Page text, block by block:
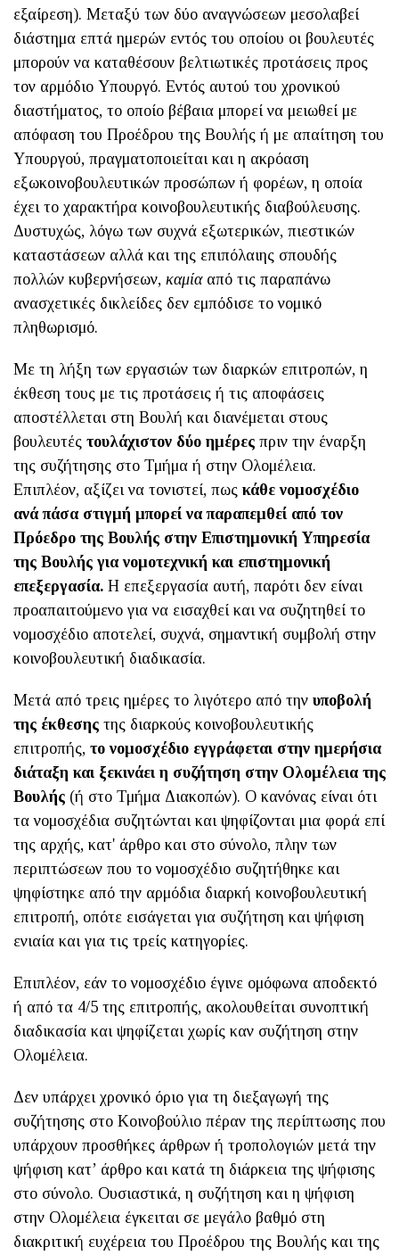
εξαίρεση). Μεταξύ των δύο αναγνώσεων μεσολαβεί
διάστημα επτά ημερών εντός του οποίου οι βουλευτές
μπορούν να καταθέσουν βελτιωτικές προτάσεις προς
τον αρμόδιο Υπουργό. Εντός αυτού του χρονικού
διαστήματος, το οποίο βέβαια μπορεί να μειωθεί με
απόφαση του Προέδρου της Βουλής ή με απαίτηση του
Υπουργού, πραγματοποιείται και η ακρόαση
εξωκοινοβουλευτικών προσώπων ή φορέων, η οποία
έχει το χαρακτήρα κοινοβουλευτικής διαβούλευσης.
Δυστυχώς, λόγω των συχνά εξωτερικών, πιεστικών
καταστάσεων αλλά και της επιπόλαιης σπουδής
πολλών κυβερνήσεων, καμίααπό τις παραπάνω
ανασχετικές δικλείδες δεν εμπόδισε το νομικό
πληθωρισμό.
Με τη λήξη των εργασιών των διαρκών επιτροπών, η
έκθεση τους με τις προτάσεις ή τις αποφάσεις
αποστέλλεται στη Βουλή και διανέμεται στους
βουλευτές τουλάχιστον δύο ημέρες πριν την έναρξη
της συζήτησης στο Τμήμα ή στην Ολομέλεια.
Επιπλέον, αξίζει να τονιστεί, πως κάθε νομοσχέδιο
ανά πάσα στιγμή μπορεί να παραπεμθεί από τον
Πρόεδρο της Βουλής στην Επιστημονική Υπηρεσία
της Βουλής για νομοτεχνική και επιστημονική
επεξεργασία. Η επεξεργασία αυτή, παρότι δεν είναι
προαπαιτούμενο για να εισαχθεί και να συζητηθεί το
νομοσχέδιο αποτελεί, συχνά, σημαντική συμβολή στην
κοινοβουλευτική διαδικασία.
Μετά από τρεις ημέρες το λιγότερο από την υποβολή
της έκθεσης της διαρκούς κοινοβουλευτικής
επιτροπής, το νομοσχέδιο εγγράφεται στην ημερήσια
διάταξη και ξεκινάει η συζήτηση στην Ολομέλεια της
Βουλής (ή στο Τμήμα Διακοπών). Ο κανόνας είναι ότι
τα νομοσχέδια συζητώνται και ψηφίζονται μια φορά επί
της αρχής, κατ' άρθρο και στο σύνολο, πλην των
περιπτώσεων που το νομοσχέδιο συζητήθηκε και
ψηφίστηκε από την αρμόδια διαρκή κοινοβουλευτική
επιτροπή, οπότε εισάγεται για συζήτηση και ψήφιση
ενιαία και για τις τρείς κατηγορίες.
Επιπλέον, εάν το νομοσχέδιο έγινε ομόφωνα αποδεκτό
ή από τα 4/5 της επιτροπής, ακολουθείται συνοπτική
διαδικασία και ψηφίζεται χωρίς καν συζήτηση στην
Ολομέλεια.
Δεν υπάρχει χρονικό όριο για τη διεξαγωγή της
συζήτησης στο Κοινοβούλιο πέραν της περίπτωσης που
υπάρχουν προσθήκες άρθρων ή τροπολογιών μετά την
ψήφιση κατ’ άρθρο και κατά τη διάρκεια της ψήφισης
στο σύνολο. Ουσιαστικά, η συζήτηση και η ψήφιση
στην Ολομέλεια έγκειται σε μεγάλο βαθμό στη
διακριτική ευχέρεια του Προέδρου της Βουλής και της